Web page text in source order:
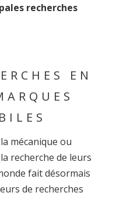
recherches
EN
mécanique ou
recherche de leurs
fait désormais
de recherches